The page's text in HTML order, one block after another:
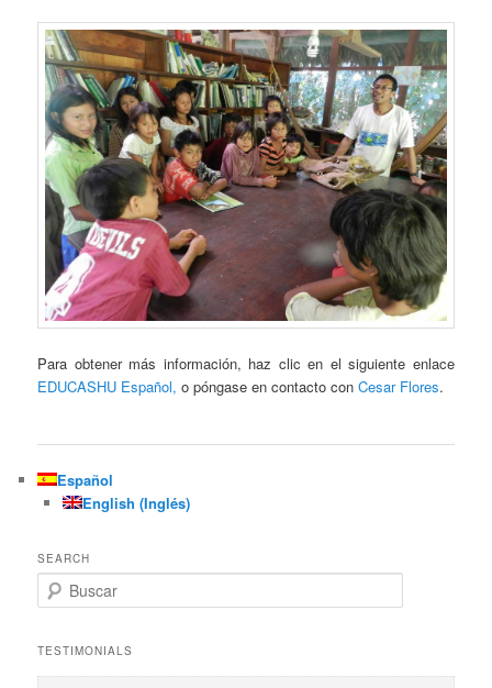
Para obtener más información, haz clic en el siguiente enlace
EDUCASHU Español,o póngase en contacto conCesar Flores.
Español
English (Inglés)
SEARCH
u
c
TESTIMONIALS